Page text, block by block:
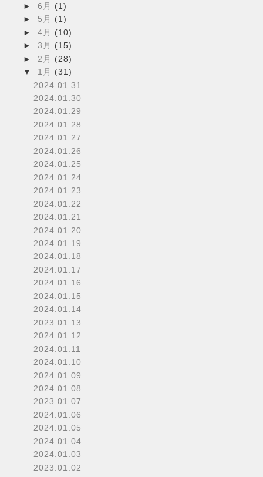
►6月 (1)
► 5月 (1)
►4月 (10)
►3月 (15)
► 2月 (28)
▼ 1月 (31)
2024.01.31
2024.01.30
2024.01.29
2024.01.28
2024.01.27
2024.01.26
2024.01.25
2024.01.24
2024.01.23
2024.01.22
2024.01.21
2024.01.20
2024.01.19
2024.01.18
2024.01.17
2024.01.16
2024.01.15
2024.01.14
2023.01.13
2024.01.12
2024.01.11
2024.01.10
2024.01.09
2024.01.08
2023.01.07
2024.01.06
2024.01.05
2024.01.04
2024.01.03
2023.01.02